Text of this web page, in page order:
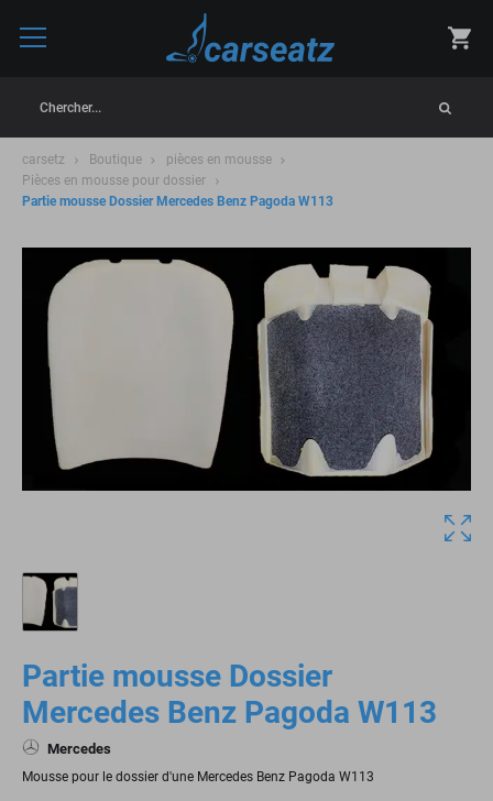
Chercher...
carsetz Boutique
pièces en mousse
Pièces en mousse pour dossier
Partie mousse Dossier Mercedes Benz Pagoda W113
Partie mousse Dossier
Mercedes Benz Pagoda W113
Mercedes
Mousse pour le dossier d'une Mercedes Benz Pagoda W113